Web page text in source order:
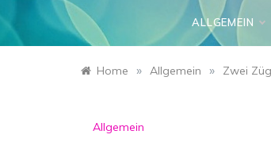
ALLGEMEIN
Home » Allgemein » Zwei
Allgemein